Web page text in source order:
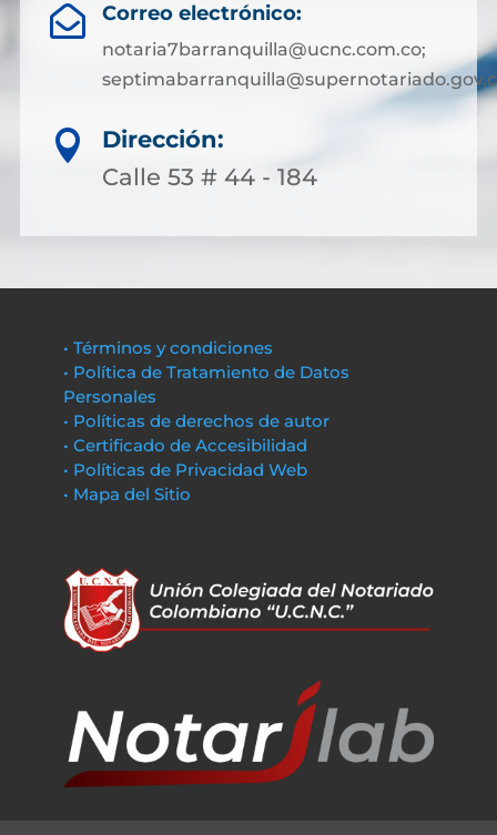
 Correo electrónico:
notaria7barranquilla@ucnc.com.co;

Dirección:
Calle 53 # 44 - 184
• Términos y condiciones
• Política de Tratamiento de Datos
Personales
• Políticas de derechos de autor
• Certificado de Accesibilidad
• Políticas de Privacidad Web
• Mapa del Sitio